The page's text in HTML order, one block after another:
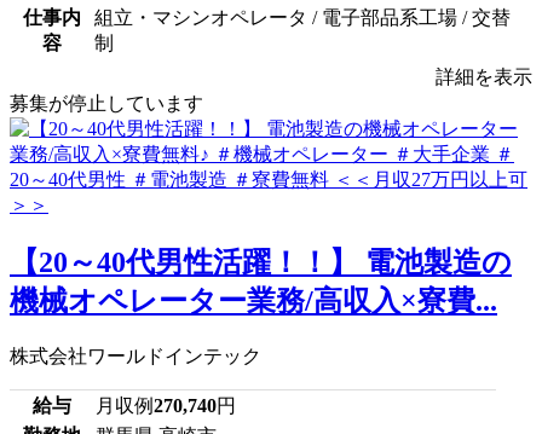
仕事内
容
組立・マシンオペレータ / 電子部品系工場 / 交替
制
詳細を表示
募集が停止しています
【20～40代男性活躍！！】 電池製造の
機械オペレーター業務/高収入×寮費...
株式会社ワールドインテック
給与 月収例270,740円